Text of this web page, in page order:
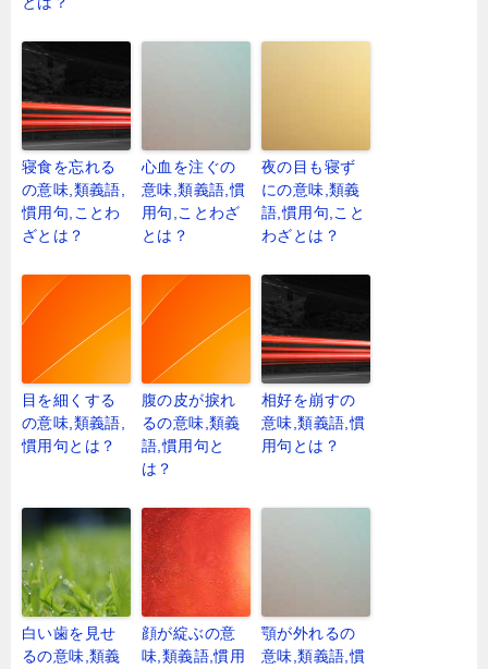
寝食を忘れる
の意味,類義語,
慣用句,ことわ
ざとは？
心血を注ぐの
意味,類義語,慣
用句,ことわざ
とは？
夜の目も寝ず
にの意味,類義
語,慣用句,こと
わざとは？
目を細くする
の意味,類義語,
慣用句とは？
腹の皮が捩れ
るの意味,類義
語,慣用句と
は？
相好を崩すの
意味,類義語,慣
用句とは？
白い歯を見せ
るの意味,類義
顔が綻ぶの意
味,類義語,慣用
顎が外れるの
意味,類義語,慣